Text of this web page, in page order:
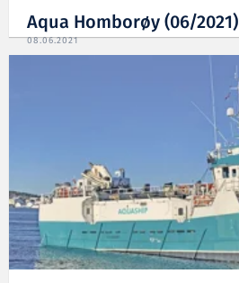
Aqua Homborøy (06/2021)
08.06.2021